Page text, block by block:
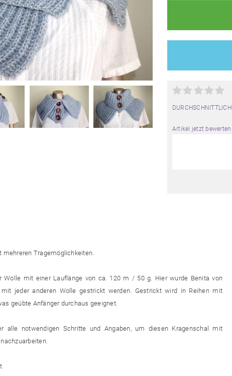
Artikel jetzt bewerten
Tragemöglichkeiten.
Wolle mit einer Lauflänge von ca. 120 m / 50 g. Hier wurde Benita von
mit jeder anderen Wolle gestrickt werden. Gestrickt wird in Reihen mit
geübte Anfänger durchaus geeignet.
alle notwendigen Schritte und Angaben, um diesen Kragenschal mit